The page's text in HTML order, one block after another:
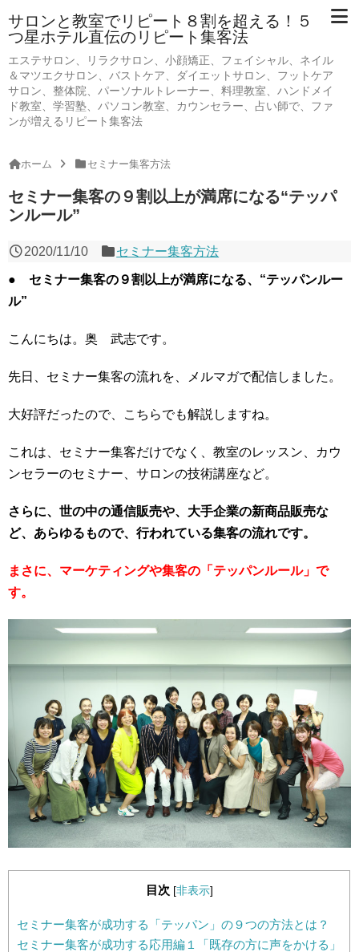
サロンと教室でリピート８割を超える！５
つ星ホテル直伝のリピート集客法
エステサロン、リラクサロン、小顔矯正、フェイシャル、ネイル
＆マツエクサロン、バストケア、ダイエットサロン、フットケア
サロン、整体院、パーソナルトレーナー、料理教室、ハンドメイ
ド教室、学習塾、パソコン教室、カウンセラー、占い師で、ファ
ンが増えるリピート集客法
ホーム セミナー集客方法
セミナー集客の９割以上が満席になる“テッパ
ンルール”
2020/11/10 セミナー集客方法
● セミナー集客の９割以上が満席になる、“テッパンルー
ル”
こんにちは。奥 武志です。
先日、セミナー集客の流れを、メルマガで配信しました。
大好評だったので、こちらでも解説しますね。
これは、セミナー集客だけでなく、教室のレッスン、カウ
ンセラーのセミナー、サロンの技術講座など。
さらに、世の中の通信販売や、大手企業の新商品販売な
ど、あらゆるもので、行われている集客の流れです。
まさに、マーケティングや集客の「テッパンルール」で
す。
目次 [非表示]
セミナー集客が成功する「テッパン」の９つの方法とは？
セミナー集客が成功する応用編１「既存の方に声をかける」